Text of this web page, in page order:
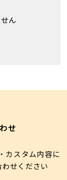
ん
せ
カスタム内容に
せください